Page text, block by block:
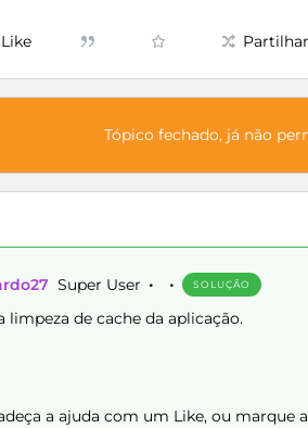
Like Partilhar
Tópico fechado, já não
Super User SOLUÇÃO
limpeza de cache da aplicação.
a ajuda com um Like, ou marque